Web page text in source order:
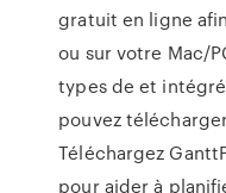
gratuit en ligne
ou sur votre Mac/
types de et
pouvez
Téléchargez
pour aider à